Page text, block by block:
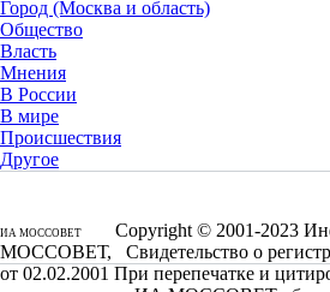
Город (Москва и область)
Общество
Власть
Мнения
В России
В мире
Происшествия
Другое
ИА МОССОВЕТ
Copyright © 2001-2023
МОССОВЕТ, Свидетельство о
от 02.02.2001 При перепечатке и